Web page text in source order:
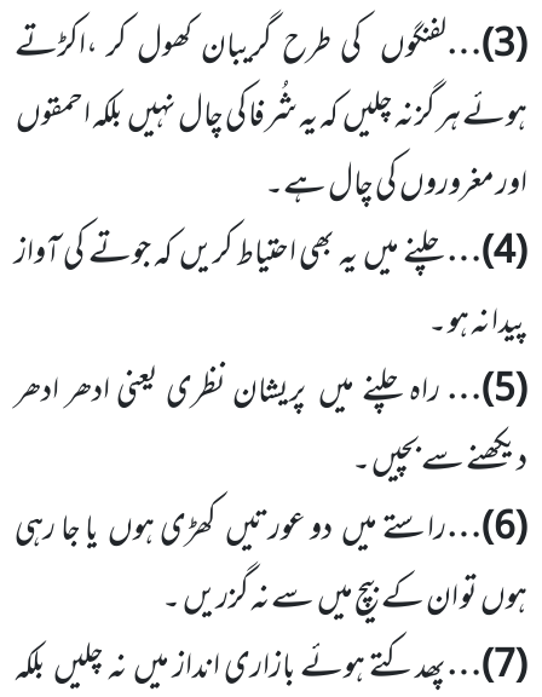
(
3
)…لفنگوں کی طرح گریبان کھول کر ،اکڑتے
ہوئے ہر گز نہ چلیںکہ یہ شُرفا کی چال نہیںبلکہ احمقوں
اور مغروروںکی چال ہے۔
(
4
)…چلنے میںیہ بھی احتیاط کریںکہ جوتے کی آواز
پیدا نہ ہو ۔
(
5
)…راہ چلنے میں پریشان نظری یعنی ادھر ادھر
دیکھنے سے بچیں ۔
(
6
)…راستے میںدو عورتیں کھڑی ہوںیا جا رہی
ہوںتو ان کے بیچ میںسے نہ گزریں۔
(
7
)…پھدکتے ہوئے بازاری انداز میںنہ چلیںبلکہ